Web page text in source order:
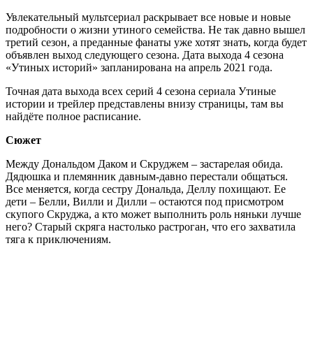
Увлекательный мультсериал раскрывает все новые и новые
подробности о жизни утиного семейства. Не так давно вышел
третий сезон, а преданные фанаты уже хотят знать, когда будет
объявлен выход следующего сезона. Дата выхода 4 сезона
«Утиных историй» запланирована на апрель 2021 года.
Точная дата выхода всех серий 4 сезона сериала Утиные
истории и трейлер представлены внизу страницы, там вы
найдёте полное расписание.
Сюжет
Между Дональдом Даком и Скруджем – застарелая обида.
Дядюшка и племянник давным-давно перестали общаться.
Все меняется, когда сестру Дональда, Деллу похищают. Ее
дети – Белли, Вилли и Дилли – остаются под присмотром
скупого Скруджа, а кто может выполнить роль няньки лучше
него? Старый скряга настолько растроган, что его захватила
тяга к приключениям.